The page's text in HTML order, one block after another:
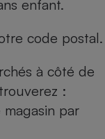
enfant.
code postal.
à côté de
:
par